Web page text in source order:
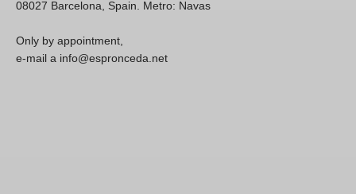
08027 Barcelona, Spain. Metro: Navas
Only by appointment,
e-mail a info@espronceda.net